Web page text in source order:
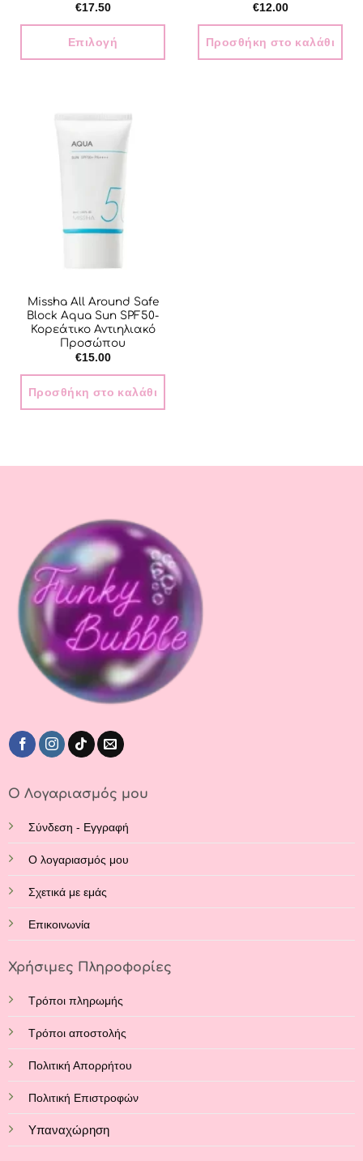
€17.50
Επιλογή
παραλλαγές.
επιλογές
μπορούν
να
επιλεγούν
σελίδα
προϊόντος
€12.00
Προσθήκη στο καλάθι
Missha All Around Safe
Block Aqua Sun SPF50-
Κορεάτικο Αντιηλιακό
Προσώπου
€15.00
Προσθήκη στο καλάθι
Ο Λογαριασμός μου
Σύνδεση - Εγγραφή
Ο λογαριασμός μου
Σχετικά με εμάς
Επικοινωνία
Χρήσιμες Πληροφορίες
Τρόποι πληρωμής
Τρόποι αποστολής
Πολιτική Απορρήτου
Πολιτική Επιστροφών
Υπαναχώρηση